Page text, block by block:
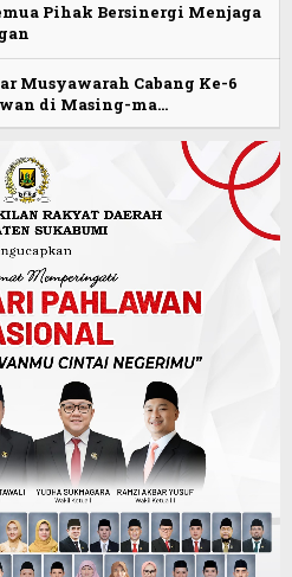
Pihak Bersinergi Menjaga
Musyawarah Cabang Ke-6
di Masing-ma…